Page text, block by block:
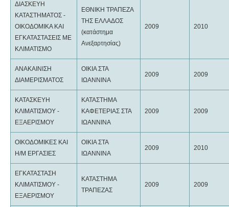
ΔΙΑΣΚΕΥΗ
ΚΑΤΑΣΤΗΜΑΤΟΣ -
ΟΙΚΟΔΟΜΙΚΑ ΚΑΙ
ΕΓΚΑΤΑΣΤΑΣΕΙΣ ΜΕ
ΚΛΙΜΑΤΙΣΜΟ
ΕΘΝΙΚΗ ΤΡΑΠΕΖΑ
ΤΗΣ ΕΛΛΑΔΟΣ
(κατάστημα
Ανεξαρτησίας)
2009 2010
ΑΝΑΚΑΙΝΙΣΗ
ΔΙΑΜΕΡΙΣΜΑΤΟΣ
ΟΙΚΙΑ ΣΤΑ
ΙΩΑΝΝΙΝΑ
2009 2009
ΚΑΤΑΣΚΕΥΗ
ΚΛΙΜΑΤΙΣΜΟΥ -
ΕΞΑΕΡΙΣΜΟΥ
ΚΑΤΑΣΤΗΜΑ
ΚΑΦΕΤΕΡΙΑΣ ΣΤΑ
ΙΩΑΝΝΙΝΑ
2009 2009
ΟΙΚΟΔΟΜΙΚΕΣ ΚΑΙ
Η/Μ ΕΡΓΑΣΙΕΣ
ΟΙΚΙΑ ΣΤΑ
ΙΩΑΝΝΙΝΑ
2009 2010
ΕΓΚΑΤΑΣΤΑΣΗ
ΚΛΙΜΑΤΙΣΜΟΥ -
ΕΞΑΕΡΙΣΜΟΥ
ΚΑΤΑΣΤΗΜΑ
ΤΡΑΠΕΖΑΣ
2009 2009